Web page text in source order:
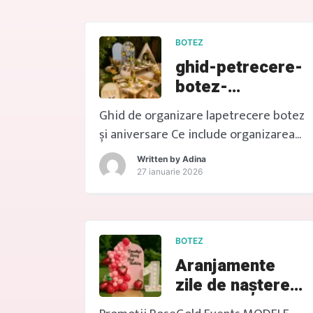
BOTEZ
ghid-petrecere-
botez-
aniversare
Ghid de organizare lapetrecere botez
și aniversare Ce include organizarea
pentru o petrecere de copii ? „Vreau
să fie frumos, dar nu am timp să caut,
LA DOLCE VITA 1450 lei PICNIC 1450
lei Acest ghid de organizare pentru
petrecere […]
Written by Adina
27 ianuarie 2026
BOTEZ
Aranjamente
zile de naștere
copii